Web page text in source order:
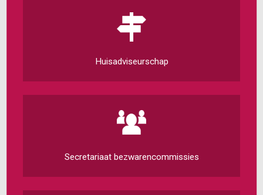
Huisadviseurschap
Secretariaat bezwarencommissies